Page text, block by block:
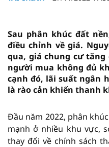
Sau phân khúc đất
điều chỉnh về giá.
qua, giá chung cư
người mua không đủ
cạnh đó, lãi suất ngân
là rào cản khiến thanh
Đầu năm 2022, phân
mạnh ở nhiều khu vực,
thay đổi về chính sách